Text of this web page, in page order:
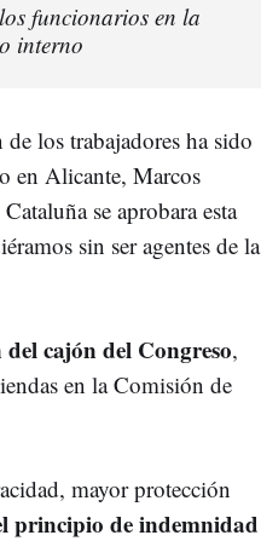
funcionarios en la
interno
los trabajadores ha sido
en Alicante, Marcos
se aprobara esta
sin ser agentes de la
cajón del Congreso,
en la Comisión de
mayor protección
principio de indemnidad